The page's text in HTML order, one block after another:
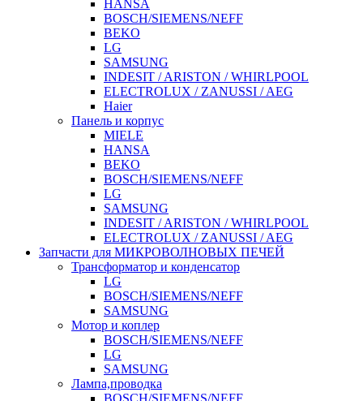
HANSA
BOSCH/SIEMENS/NEFF
BEKO
LG
SAMSUNG
INDESIT / ARISTON / WHIRLPOOL
ELECTROLUX / ZANUSSI / AEG
Haier
Панель и корпус
MIELE
HANSA
BEKO
BOSCH/SIEMENS/NEFF
LG
SAMSUNG
INDESIT / ARISTON / WHIRLPOOL
ELECTROLUX / ZANUSSI / AEG
Запчасти для МИКРОВОЛНОВЫХ ПЕЧЕЙ
Трансформатор и конденсатор
LG
BOSCH/SIEMENS/NEFF
SAMSUNG
Мотор и коплер
BOSCH/SIEMENS/NEFF
LG
SAMSUNG
Лампа,проводка
BOSCH/SIEMENS/NEFF